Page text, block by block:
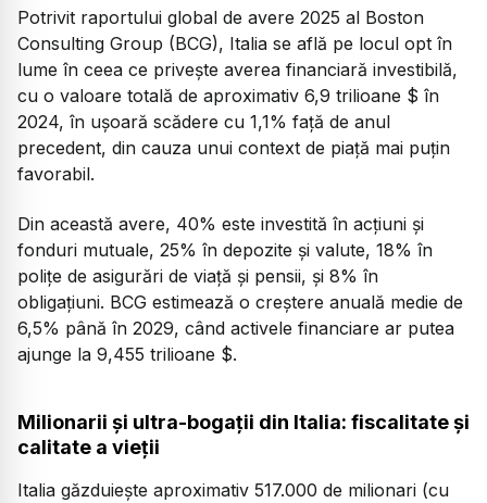
Potrivit raportului global de avere 2025 al Boston
Consulting Group (BCG), Italia se află pe locul opt în
lume în ceea ce privește averea financiară investibilă,
cu o valoare totală de aproximativ 6,9 trilioane $ în
2024, în ușoară scădere cu 1,1% față de anul
precedent, din cauza unui context de piață mai puțin
favorabil.
Din această avere, 40% este investită în acțiuni și
fonduri mutuale, 25% în depozite și valute, 18% în
polițe de asigurări de viață și pensii, și 8% în
obligațiuni. BCG estimează o creștere anuală medie de
6,5% până în 2029, când activele financiare ar putea
ajunge la 9,455 trilioane $.
Milionarii și ultra-bogații din Italia: fiscalitate și
calitate a vieții
Italia găzduiește aproximativ 517.000 de milionari (cu